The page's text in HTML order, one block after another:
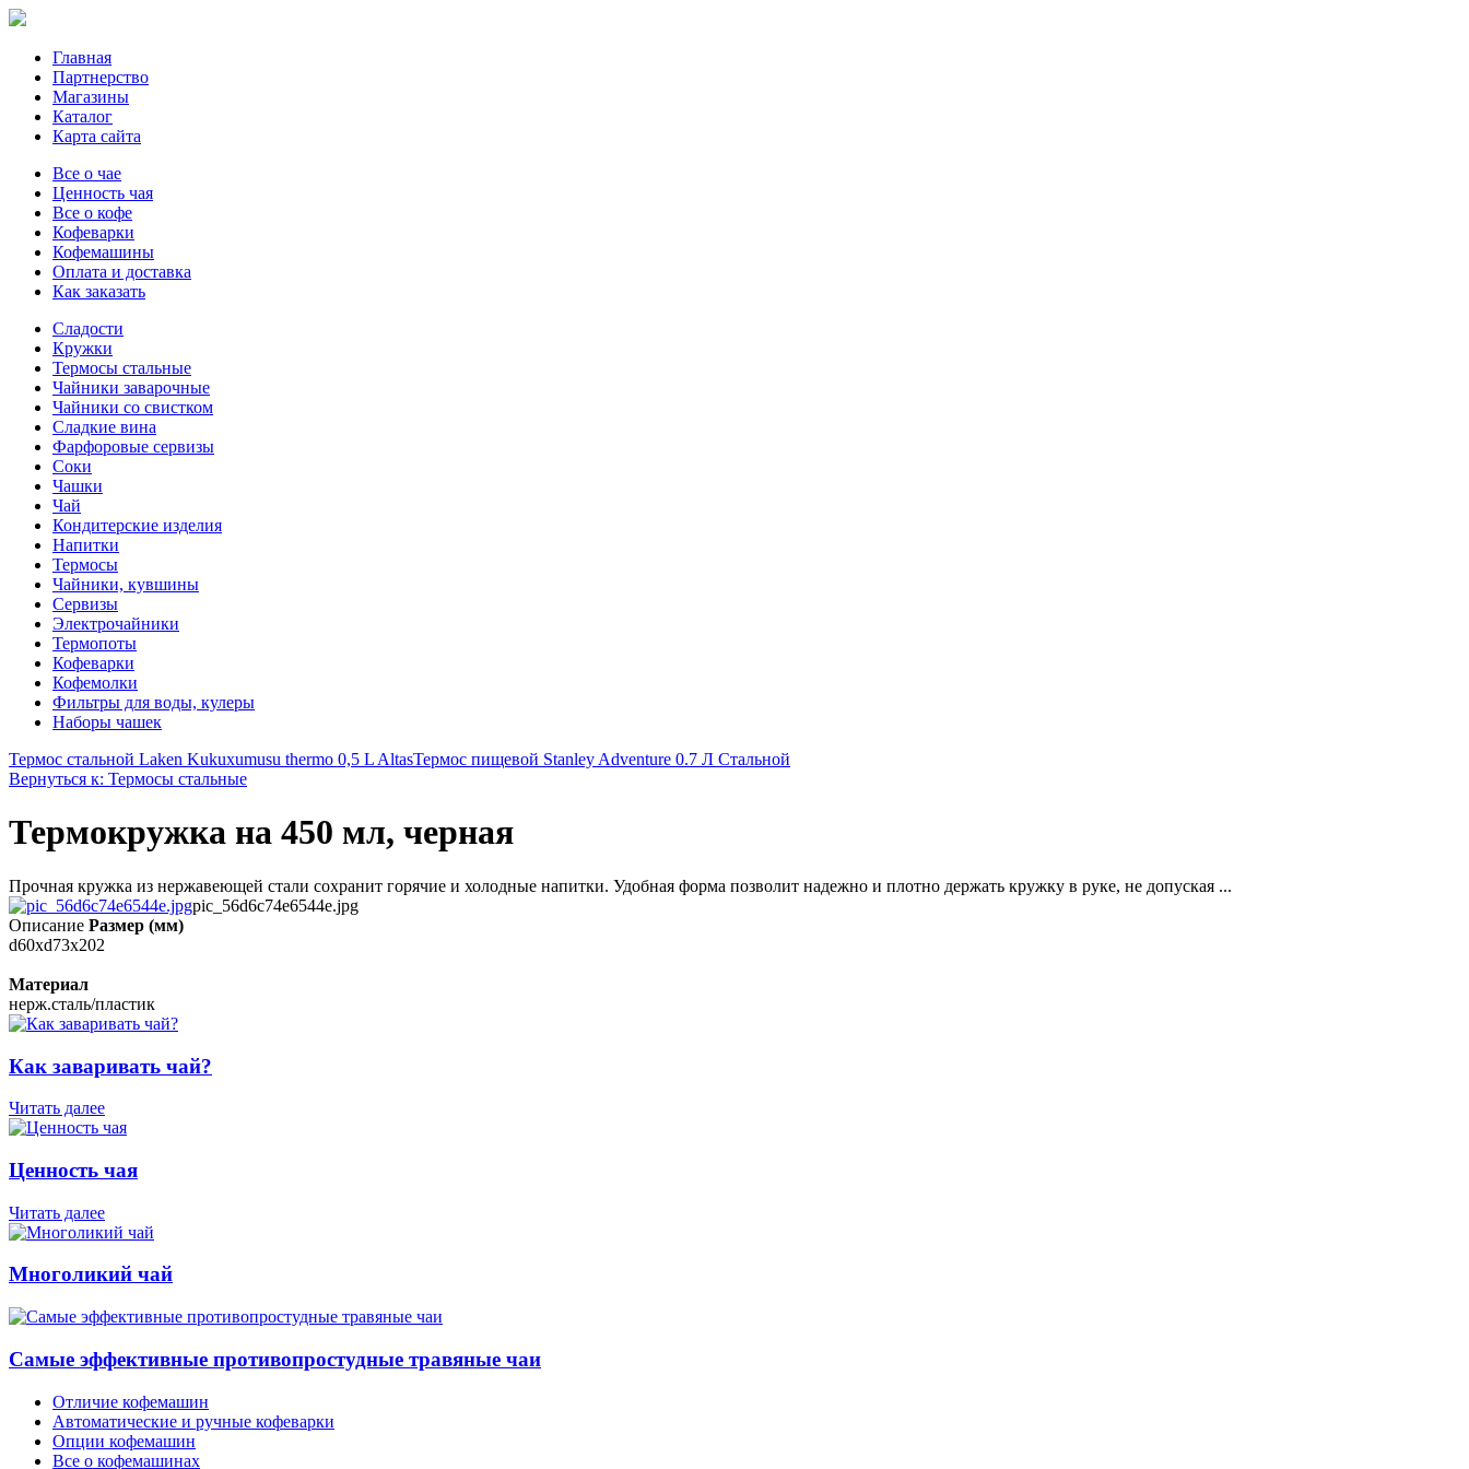
Главная
Партнерство
Магазины
Каталог
Карта сайта
Все о чае
Ценность чая
Все о кофе
Кофеварки
Кофемашины
Оплата и доставка
Как заказать
Сладости
Кружки
Термосы стальные
Чайники заварочные
Чайники со свистком
Сладкие вина
Фарфоровые сервизы
Соки
Чашки
Чай
Кондитерские изделия
Напитки
Термосы
Чайники, кувшины
Сервизы
Электрочайники
Термопоты
Кофеварки
Кофемолки
Фильтры для воды, кулеры
Наборы чашек
Термос стальной Laken Kukuxumusu thermo 0,5 L AltasТермос пищевой Stanley Adventure 0.7 Л Стальной
Вернуться к: Термосы стальные
Термокружка на 450 мл, черная
Прочная кружка из нержавеющей стали сохранит горячие и холодные напитки. Удобная форма позволит надежно и плотно держать кружку в руке, не допуская ...
pic_56d6c74e6544e.jpg
Описание Размер (мм)
d60xd73x202
Материал
нерж.сталь/пластик
Как заваривать чай?
Читать далее
Ценность чая
Читать далее
Многоликий чай
Самые эффективные противопростудные травяные чаи
Отличие кофемашин
Автоматические и ручные кофеварки
Опции кофемашин
Все о кофемашинах